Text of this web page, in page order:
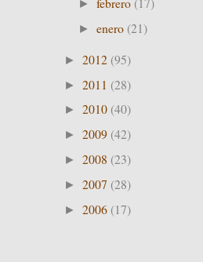
►
►enero (21)
► 2012 (95)
► 2011 (28)
► 2010 (40)
► 2009 (42)
► 2008 (23)
► 2007 (28)
► 2006 (17)